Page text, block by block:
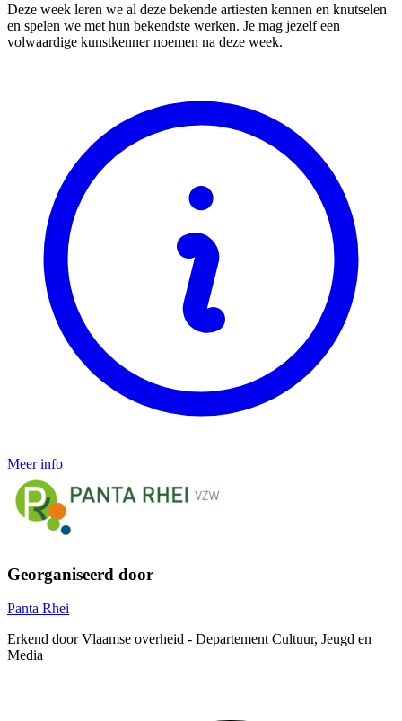
Deze week leren we al deze bekende artiesten kennen en knutselen
en spelen we met hun bekendste werken. Je mag jezelf een
volwaardige kunstkenner noemen na deze week.
Meer info
Georganiseerd door
Panta Rhei
Erkend door Vlaamse overheid - Departement Cultuur, Jeugd en
Media